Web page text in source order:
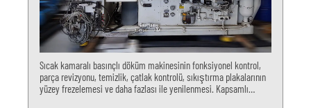
Sıcak kamaralı basınçlı döküm makinesinin fonksiyonel kontrol,
parça revizyonu, temizlik, çatlak kontrolü, sıkıştırma plakalarının
yüzey frezelemesi ve daha fazlası ile yenilenmesi. Kapsamlı